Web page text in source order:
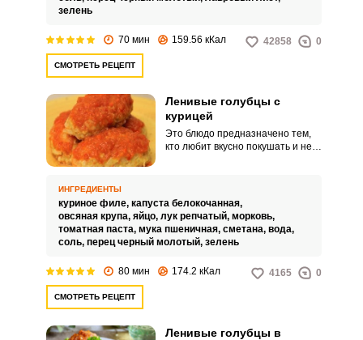
зелень
70 мин 159.56 кКал 42858 0
СМОТРЕТЬ РЕЦЕПТ
Ленивые голубцы с
курицей
Это блюдо предназначено тем,
кто любит вкусно покушать и не
свою форму, добавим к фаршу
овсяные хлопья.
ИНГРЕДИЕНТЫ
куриное филе, капуста белокочанная,
овсяная крупа, яйцо, лук репчатый, морковь,
томатная паста, мука пшеничная, сметана, вода,
соль, перец черный молотый, зелень
80 мин 174.2 кКал 4165 0
СМОТРЕТЬ РЕЦЕПТ
Ленивые голубцы в